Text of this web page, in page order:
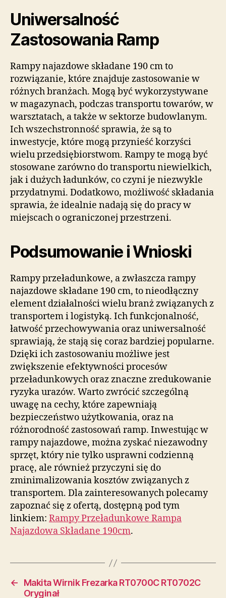
Uniwersalność
Zastosowania Ramp
Rampy najazdowe składane 190 cm to
rozwiązanie, które znajduje zastosowanie w
różnych branżach. Mogą być wykorzystywane
w magazynach, podczas transportu towarów, w
warsztatach, a także w sektorze budowlanym.
Ich wszechstronność sprawia, że są to
inwestycje, które mogą przynieść korzyści
wielu przedsiębiorstwom. Rampy te mogą być
stosowane zarówno do transportu niewielkich,
jak i dużych ładunków, co czyni je niezwykle
przydatnymi. Dodatkowo, możliwość składania
sprawia, że idealnie nadają się do pracy w
miejscach o ograniczonej przestrzeni.
Podsumowanie i Wnioski
Rampy przeładunkowe, a zwłaszcza rampy
najazdowe składane 190 cm, to nieodłączny
element działalności wielu branż związanych z
transportem i logistyką. Ich funkcjonalność,
łatwość przechowywania oraz uniwersalność
sprawiają, że stają się coraz bardziej popularne.
Dzięki ich zastosowaniu możliwe jest
zwiększenie efektywności procesów
przeładunkowych oraz znaczne zredukowanie
ryzyka urazów. Warto zwrócić szczególną
uwagę na cechy, które zapewniają
bezpieczeństwo użytkowania, oraz na
różnorodność zastosowań ramp. Inwestując w
rampy najazdowe, można zyskać niezawodny
sprzęt, który nie tylko usprawni codzienną
pracę, ale również przyczyni się do
zminimalizowania kosztów związanych z
transportem. Dla zainteresowanych polecamy
zapoznać się z ofertą, dostępną pod tym
linkiem: Rampy Przeładunkowe Rampa
Najazdowa Składane 190cm.
←
Makita Wirnik Frezarka RT0700C RT0702C
Oryginał